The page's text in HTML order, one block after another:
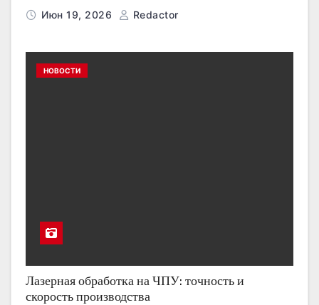
Июн 19, 2026 Redactor
НОВОСТИ
Лазерная обработка на ЧПУ: точность и
скорость производства